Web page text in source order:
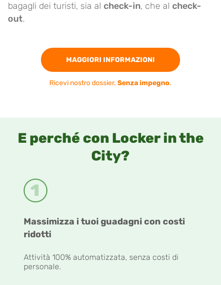
bagagli dei turisti, sia al check-in, che al check-
out.
MAGGIORI INFORMAZIONI
Ricevi nostro dossier. Senza impegno.
E perché con Locker in the
City?
Massimizza i tuoi guadagni con costi
ridotti
Attività 100% automatizzata, senza costi di
personale.